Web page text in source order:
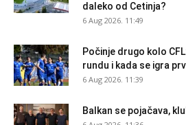
daleko od Cetinja?
6 Aug 2026. 11:49
Počinje drugo kolo
rundu i kada se igra
6 Aug 2026. 11:39
Balkan se pojačava,